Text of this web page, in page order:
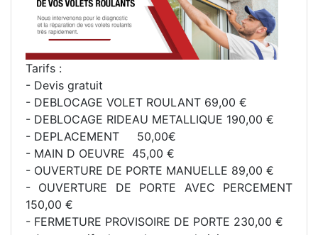
Tarifs :
- Devis gratuit
- DEBLOCAGE VOLET ROULANT 69,00 €
- DEBLOCAGE RIDEAU METALLIQUE 190,00 €
- DEPLACEMENT 50,00€
- MAIN D OEUVRE 45,00 €
- OUVERTURE DE PORTE MANUELLE 89,00 €
- OUVERTURE DE PORTE AVEC PERCEMENT
150,00 €
- FERMETURE PROVISOIRE DE PORTE 230,00 €